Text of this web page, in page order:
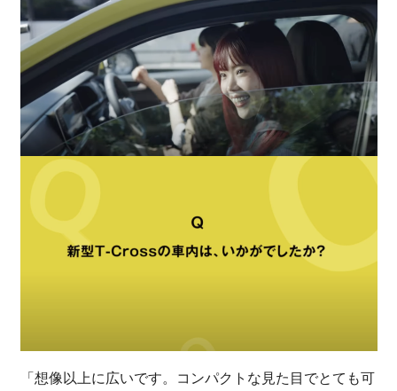
「想像以上に広いです。コンパクトな見た目でとても可